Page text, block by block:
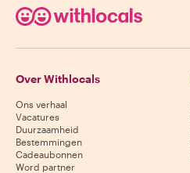
Over Withlocals
Ons verhaal
Vacatures
Duurzaamheid
Bestemmingen
Cadeaubonnen
Word partner